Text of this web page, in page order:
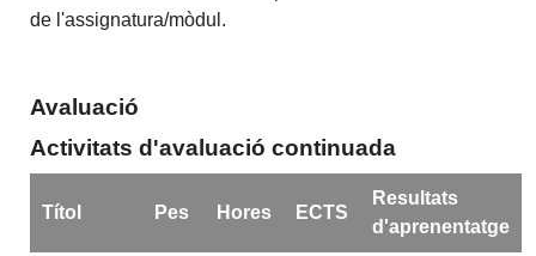
de l'assignatura/mòdul.
Avaluació
Activitats d'avaluació continuada
Títol Pes Hores ECTS
Resultats
d'aprenentatge